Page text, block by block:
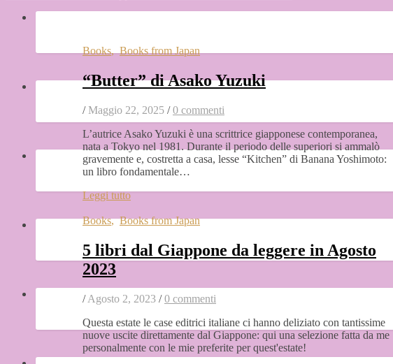
Books,Books from Japan
“Butter” di Asako Yuzuki
/ Maggio 22, 2025 / 0 commenti
L’autrice Asako Yuzuki è una scrittrice giapponese contemporanea,
nata a Tokyo nel 1981. Durante il periodo delle superiori si ammalò
gravemente e, costretta a casa, lesse “Kitchen” di Banana Yoshimoto:
un libro fondamentale…
Leggi tutto
Books,Books from Japan
5 libri dal Giappone da leggere in Agosto
2023
/ Agosto 2, 2023 / 0 commenti
Questa estate le case editrici italiane ci hanno deliziato con tantissime
nuove uscite direttamente dal Giappone: qui una selezione fatta da me
personalmente con le mie preferite per quest'estate!